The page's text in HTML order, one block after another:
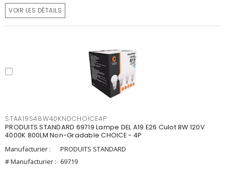
VOIR LES DÉTAILS
STAA19S48W40KNDCHOICE4P
PRODUITS STANDARD 69719 Lampe DEL A19 E26 Culot 8W 120V
4000K 800LM Non-Gradable CHOICE - 4P
Manufacturier :
PRODUITS STANDARD
# Manufacturier : 69719